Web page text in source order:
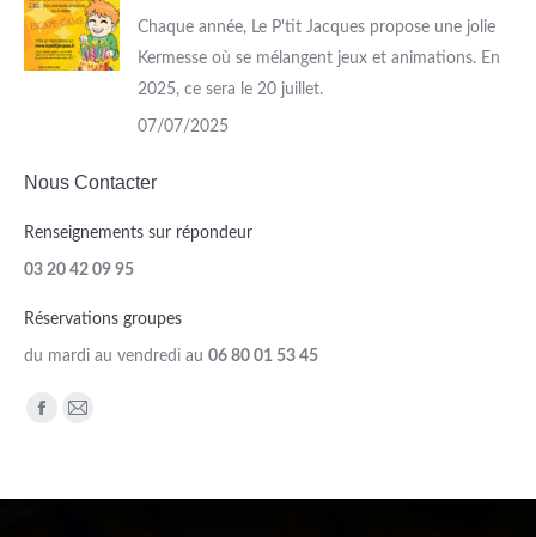
Chaque année, Le P'tit Jacques propose une jolie
Kermesse où se mélangent jeux et animations. En
2025, ce sera le 20 juillet.
07/07/2025
Nous Contacter
Renseignements sur répondeur
03 20 42 09 95
Réservations groupes
du mardi au vendredi au 06 80 01 53 45
Trouvez nous sur :